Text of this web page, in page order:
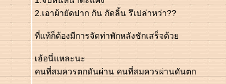
2.เอาผ้ายัดปาก กัน กัดลิ้น รึเปล่าหว่า??
ที่แท้ก็ต้องมีการจัดท่าพักหลังชักเสร็จด้ว
เฮ้อนี่แหละนะ
คนที่สมควรตกดันผ่าน คนที่สมควรผ่านดันตก